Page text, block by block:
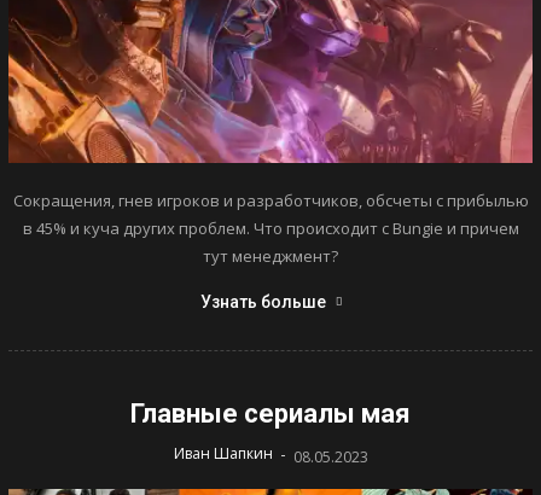
Сокращения, гнев игроков и разработчиков, обсчеты с прибылью
в 45% и куча других проблем. Что происходит с Bungie и причем
тут менеджмент?
Узнать больше
Главные сериалы мая
Иван Шапкин - 08.05.2023